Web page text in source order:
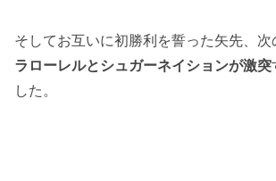
そしてお互いに初勝利を誓った矢先、次
ラローレルとシュガーネイションが激突
した。